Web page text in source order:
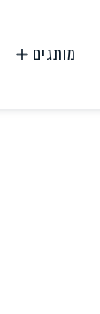
מותגים